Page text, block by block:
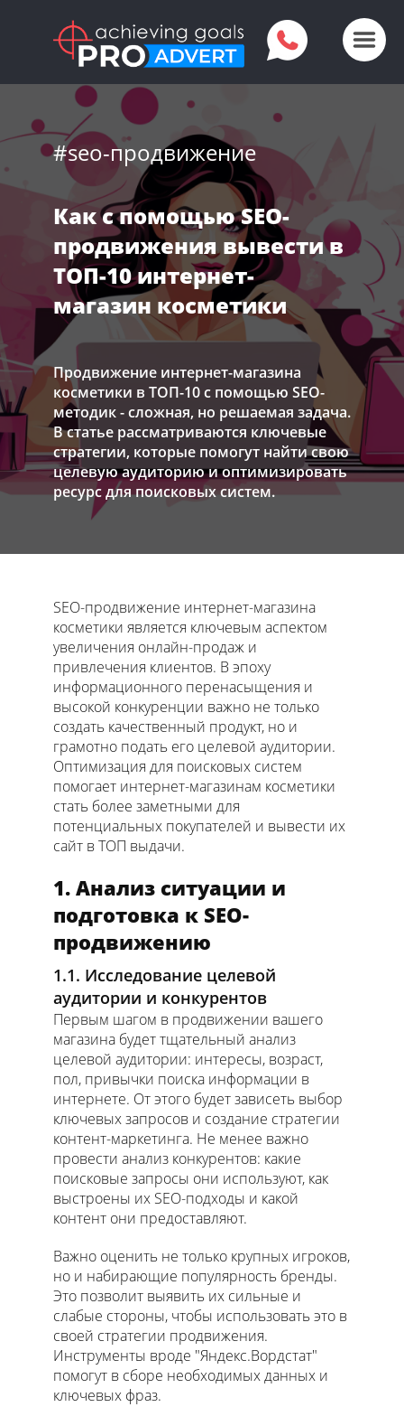
#seo-продвижение
Как с помощью SEO-
продвижения вывести в
ТОП-10 интернет-
магазин косметики
Продвижение интернет-магазина
косметики в ТОП-10 с помощью SEO-
методик - сложная, но решаемая задача.
В статье рассматриваются ключевые
стратегии, которые помогут найти свою
целевую аудиторию и оптимизировать
ресурс для поисковых систем.
SEO-продвижение интернет-магазина
косметики является ключевым аспектом
увеличения онлайн-продаж и
привлечения клиентов. В эпоху
информационного перенасыщения и
высокой конкуренции важно не только
создать качественный продукт, но и
грамотно подать его целевой аудитории.
Оптимизация для поисковых систем
помогает интернет-магазинам косметики
стать более заметными для
потенциальных покупателей и вывести их
сайт в ТОП выдачи.
1. Анализ ситуации и
подготовка к SEO-
продвижению
1.1. Исследование целевой
аудитории и конкурентов
Первым шагом в продвижении вашего
магазина будет тщательный анализ
целевой аудитории: интересы, возраст,
пол, привычки поиска информации в
интернете. От этого будет зависеть выбор
ключевых запросов и создание стратегии
контент-маркетинга. Не менее важно
провести анализ конкурентов: какие
поисковые запросы они используют, как
выстроены их SEO-подходы и какой
контент они предоставляют.
Важно оценить не только крупных игроков,
но и набирающие популярность бренды.
Это позволит выявить их сильные и
слабые стороны, чтобы использовать это в
своей стратегии продвижения.
Инструменты вроде "Яндекс.Вордстат"
помогут в сборе необходимых данных и
ключевых фраз.